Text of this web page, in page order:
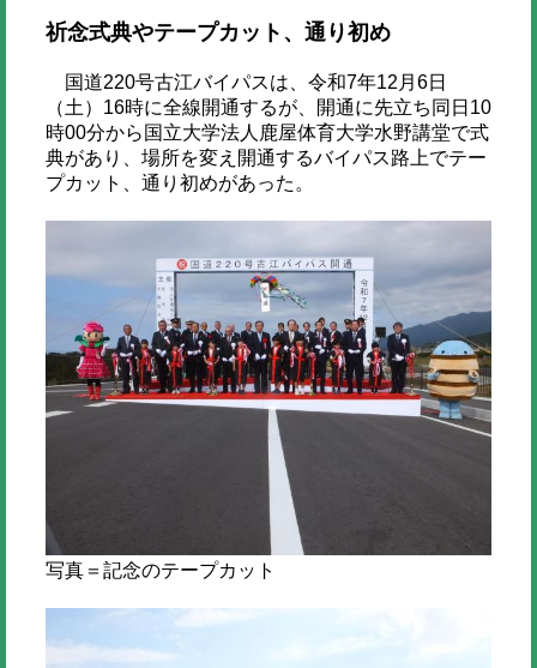
祈念式典やテープカット、通り初め
国道220号古江バイパスは、令和7年12月6日
（土）16時に全線開通するが、開通に先立ち同日10
時00分から国立大学法人鹿屋体育大学水野講堂で式
典があり、場所を変え開通するバイパス路上でテー
プカット、通り初めがあった。
写真＝記念のテープカット